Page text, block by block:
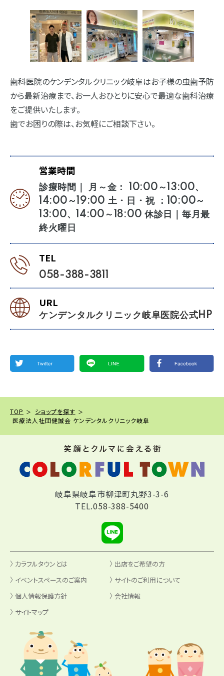
歯科医院のケンデンタルクリニック岐阜はお子様の虫歯予防
から最新治療まで、お一人おひとりに安心で最適な歯科治療
をご提供いたします。
歯でお困りの際は、お気軽にご相談下さい。
営業時間
診療時間｜ 月～金： 10:00～13:00、
14:00～19:00 土・日・祝 ：10:00～
13:00、14:00～18:00 休診日｜毎月最
終火曜日
TEL
058-388-3811
URL
ケンデンタルクリニック岐阜医院公式HP
TOP
ショップを探す
医療法人社団健誠会 ケンデンタルクリニック岐阜
岐阜県岐阜市柳津町丸野3-3-6
TEL.058-388-5400
カラフルタウンとは
出店をご希望の方
イベントスペースのご案内
サイトのご利用について
個人情報保護方針
会社情報
サイトマップ